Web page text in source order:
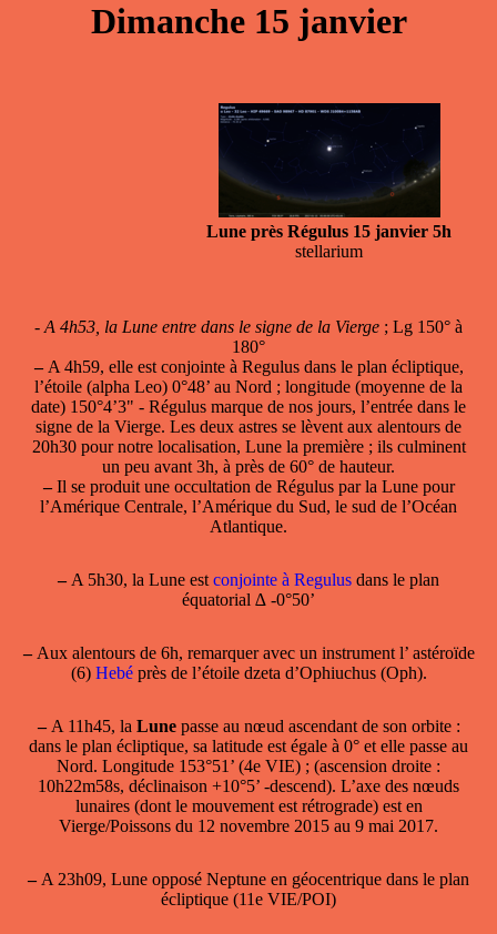
Dimanche 15 janvier
Lune près Régulus 15 janvier 5h
stellarium
- A 4h53, la Lune entre dans le signe de la Vierge ; Lg 150° à
180°
–A 4h59, elle est conjointe à Regulusdans le plan écliptique,
l’étoile (alpha Leo) 0°48’ au Nord ; longitude (moyenne de la
date) 150°4’3" - Régulus marque de nos jours, l’entrée dans le
signe de la Vierge. Les deux astres se lèvent aux alentours de
20h30 pour notre localisation, Lune la première ; ils culminent
un peu avant 3h, à près de 60° de hauteur.
–Il se produit une occultation de Régulus par la Lune pour
l’Amérique Centrale, l’Amérique du Sud, le sud de l’Océan
Atlantique.
–A 5h30, la Lune est conjointe à Regulus dans le plan
équatorial ∆ -0°50’
–Aux alentours de 6h, remarquer avec un instrument l’ astéroïde
(6) Hebéprès de l’étoile dzeta d’Ophiuchus (Oph).
–A 11h45, la Lunepasse au nœud ascendantde son orbite :
dans le plan écliptique, sa latitude est égale à 0° et elle passe au
Nord. Longitude 153°51’ (4e VIE) ; (ascension droite :
10h22m58s, déclinaison +10°5’ -descend). L’axe des nœuds
lunaires (dont le mouvement est rétrograde) est en
Vierge/Poissons du 12 novembre 2015 au 9 mai 2017.
–A 23h09, Lune opposé Neptune en géocentrique dans le plan
écliptique (11e VIE/POI)